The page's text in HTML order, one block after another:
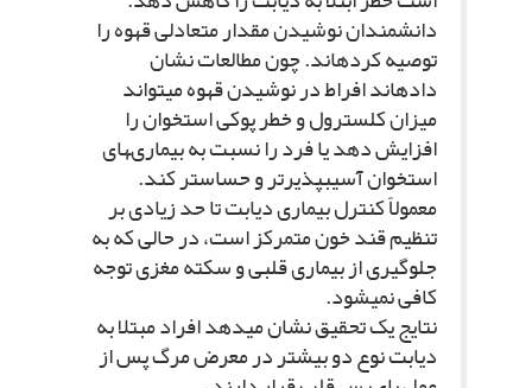
دانشمندان نوشیدن مقدار متعادلى قهوه را
توصیه کرده‏اند. چون مطالعات نشان
داده‏اند افراط در نوشیدن قهوه مى‏تواند
میزان کلسترول و خطر پوکى استخوان را
افزایش دهد یا فرد را نسبت به بیمارى‏هاى
استخوان آسیب‏پذیرتر و حساس‏تر کند.
معمولاً کنترل بیمارى دیابت تا حد زیادى بر
تنظیم قند خون متمرکز است، در حالى که به
جلوگیرى از بیمارى قلبى و سکته مغزى توجه
کافى نمى‏شود.
نتایج یک تحقیق نشان مى‏دهد افراد مبتلا به
دیابت نوع دو بیشتر در معرض مرگ پس از